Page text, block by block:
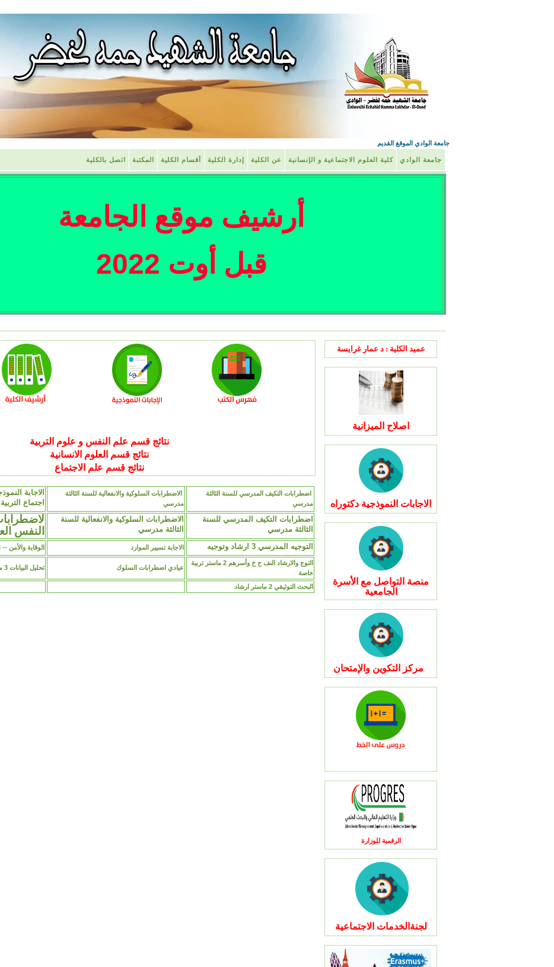
جامعة الوادي الموقغ القديم
جامعة الوادي كلية العلوم الاجتماعية و الإنسانية عن الكلية إدارة الكلية أقسام الكلية المكتبة اتصل بالكلية
أرشيف موقع الجامعة
قبل أوت 2022
عميد الكلية : د عمار غرايسة
اصلاح الميزانية
الاجابات النموذجية دكتوراه
منصة التواصل مع الأسرة
الجامعية
مركز التكوين والإمتحان
الرقمية للوزارة
لجنةالخدمات الاجتماعية
نتائج قسم علم النفس و علوم التربية
نتائج قسم العلوم الانسانية
نتائج قسم علم الاجتماع
اضطرابات التكيف المدرسي للسنة الثالثة
مدرسي
الاضطرابات السلوكية والانفعالية للسنة الثالثة
مدرسي
اجتماع التربية
اضطرابات التكيف المدرسي للسنة
الثالثة مدرسي
الاضطرابات السلوكية والانفعالية للسنة
الثالثة مدرسي
النفس
التوجيه المدرسي 3 ارشاد وتوجيه الاجابة تسيير الموارد الوقاية والأمن -- 3 علم النفس التنظيم
التوج والارشاد النف ح خ وأسرهم 2 ماستر تربية
خاصة
عيادي اضطرابات السلوك تحليل البيانات 3 مدرسي
البحث التوثيقي 2 ماستر ارشاد